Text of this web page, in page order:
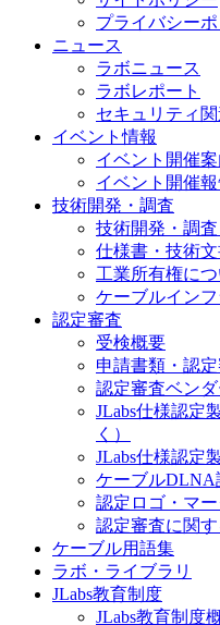
プライバシー
ニュース
ラボニュース
ラボレポート
セキュリティ
イベント情報
イベント開催
イベント開催
技術開発・調査
技術開発・調
仕様書・技術
工業所有権につ
ケーブルイン
認定審査
受検概要
申請書類・認定
認定審査ベン
JLabs仕様認定
く）
JLabs仕様認定
ケーブルDLNA
認定ロゴ・マ
認定審査に関
ケーブル用語集
ラボ・ライブラリ
JLabs教育制度
JLabs教育制度